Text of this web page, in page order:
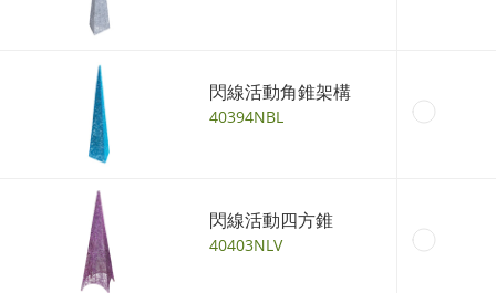
閃線活動角錐架構
40394NBL
閃線活動四方錐
40403NLV